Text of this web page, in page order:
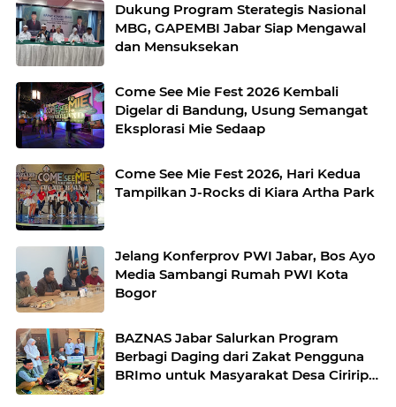
Dukung Program Sterategis Nasional
MBG, GAPEMBI Jabar Siap Mengawal
dan Mensuksekan
Come See Mie Fest 2026 Kembali
Digelar di Bandung, Usung Semangat
Eksplorasi Mie Sedaap
Come See Mie Fest 2026, Hari Kedua
Tampilkan J-Rocks di Kiara Artha Park
Jelang Konferprov PWI Jabar, Bos Ayo
Media Sambangi Rumah PWI Kota
Bogor
BAZNAS Jabar Salurkan Program
Berbagi Daging dari Zakat Pengguna
BRImo untuk Masyarakat Desa Ciririp